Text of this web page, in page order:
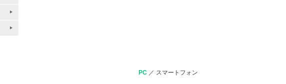
PC／ スマートフォン